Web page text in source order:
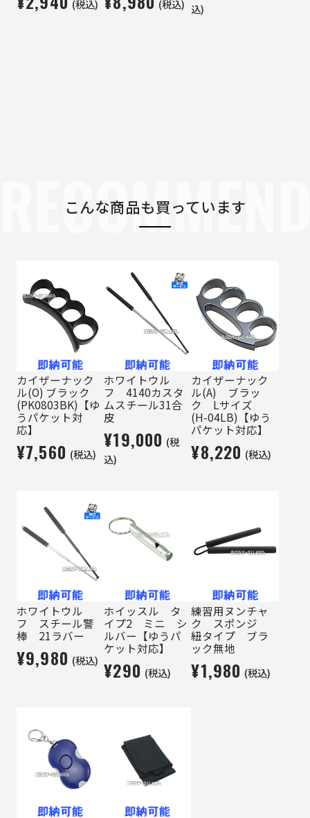
(税込) (税込) 込)
こんな商品も買っています
カイザーナック
ル(O) ブラック
(PK0803BK)【ゆ
うパケット対
応】
¥7,560 (税込)
ホワイトウル
フ 4140カスタ
ムスチール31合
皮
¥19,000 (税
込)
カイザーナック
ル(A) ブラッ
ク Lサイズ
(H-04LB)【ゆう
パケット対応】
¥8,220 (税込)
ホワイトウル
フ スチール警
棒 21ラバー
¥9,980 (税込)
ホイッスル タ
イプ2 ミニ シ
ルバー【ゆうパ
ケット対応】
¥290 (税込)
練習用ヌンチャ
ク スポンジ
紐タイプ ブラ
ック無地
¥1,980 (税込)